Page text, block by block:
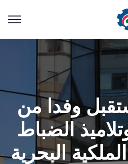
وفدا من
الضباط
البحرية